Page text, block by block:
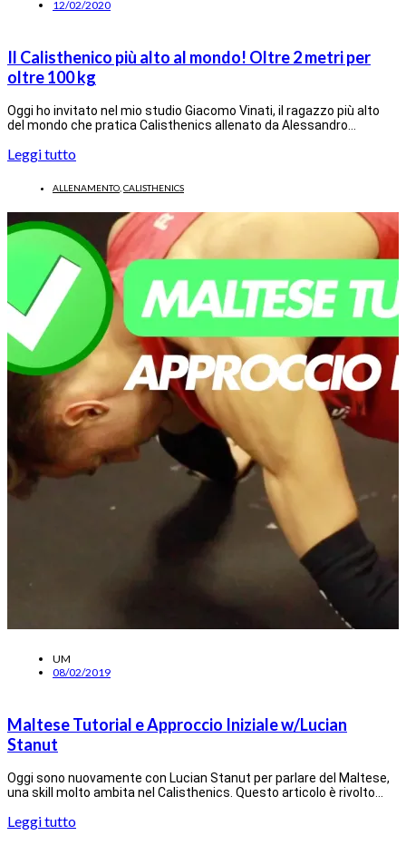
12/02/2020
Il Calisthenico più alto al mondo! Oltre 2 metri per
oltre 100 kg
Oggi ho invitato nel mio studio Giacomo Vinati, il ragazzo più alto
del mondo che pratica Calisthenics allenato da Alessandro…
Leggi tutto
ALLENAMENTO CALISTHENICS
UM
08/02/2019
Maltese Tutorial e Approccio Iniziale w/Lucian
Stanut
Oggi sono nuovamente con Lucian Stanut per parlare del Maltese,
una skill molto ambita nel Calisthenics. Questo articolo è rivolto…
Leggi tutto